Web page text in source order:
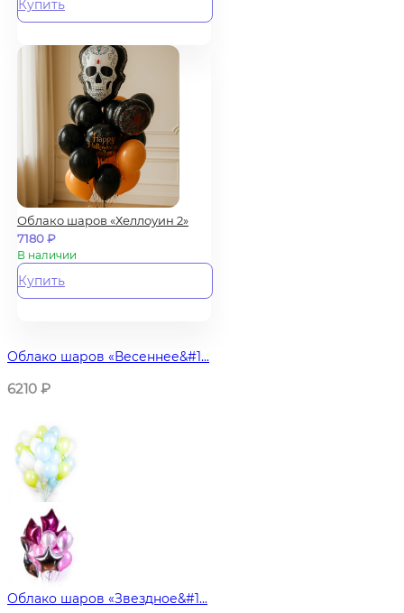
Купить
Облако шаров «Хеллоуин 2»
7180₽
В наличии
Купить
Облако шаров «Весеннее&#1...
6210 ₽
Облако шаров «Звездное&#1...